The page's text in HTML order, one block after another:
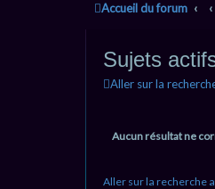
Accueil du forum
Sujets
Aller sur la
Aucun résultat ne
Aller sur la recherche